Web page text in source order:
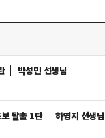
박성민 선생님
탈출 1탄
하영지 선생님